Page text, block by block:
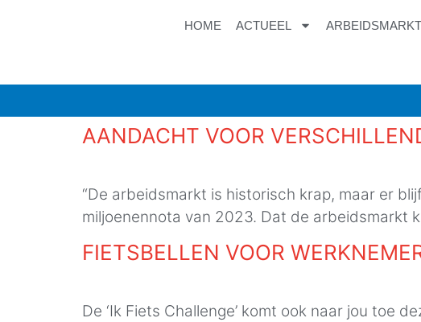
HOME ACTUEEL ARBEIDSMARKT
AANDACHT VOOR
“De arbeidsmarkt is historisch krap, maar er
miljoenennota van 2023. Dat de arbeidsmarkt
FIETSBELLEN VOOR
De ‘Ik Fiets Challenge’ komt ook naar jou toe